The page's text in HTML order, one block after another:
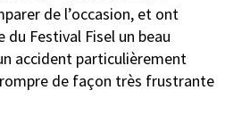
de l’occasion, et ont
Festival Fisel un beau
accident particulièrement
de façon très frustrante